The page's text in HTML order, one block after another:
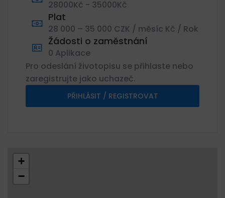
28000Kč - 35000Kč
Plat
28 000 – 35 000 CZK / měsíc Kč / Rok
Žádosti o zaměstnání
0 Aplikace
Pro odeslání životopisu se přihlaste nebo
zaregistrujte jako uchazeč.
PŘIHLÁSIT / REGISTROVAT
+
−